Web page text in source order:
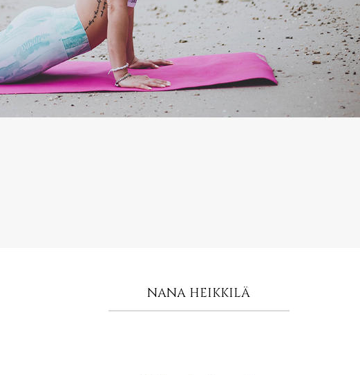
NANA HEIKKILÄ